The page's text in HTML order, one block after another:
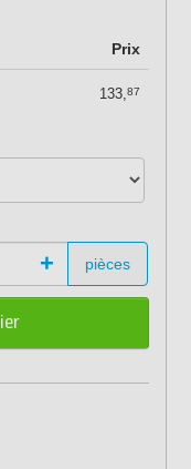
Prix
133,87
+ pièces